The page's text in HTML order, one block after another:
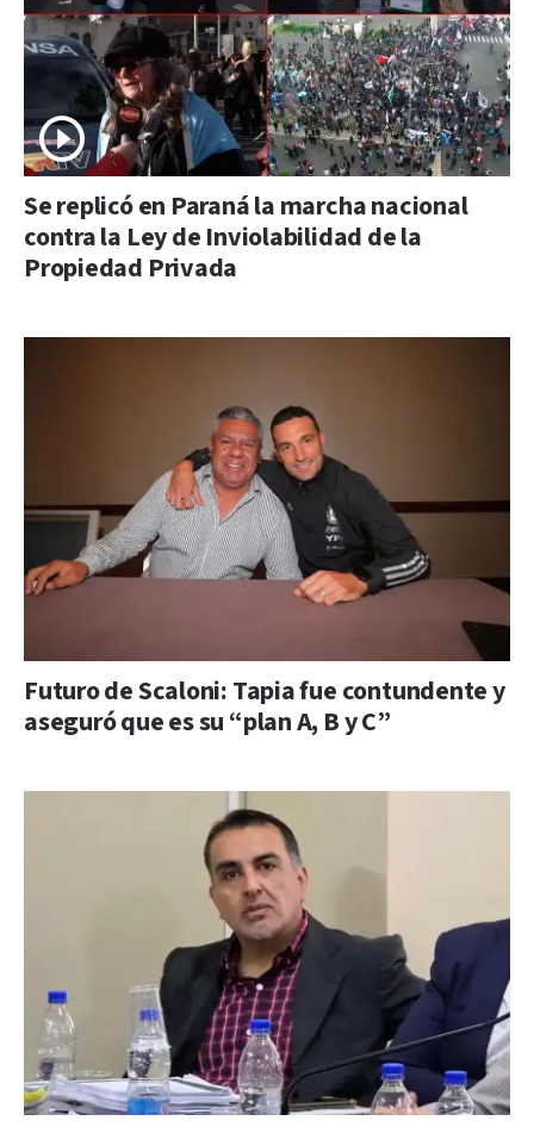
Se replicó en Paraná la marcha nacional
contra la Ley de Inviolabilidad de la
Propiedad Privada
Futuro de Scaloni: Tapia fue contundente y
aseguró que es su “plan A, B y C”